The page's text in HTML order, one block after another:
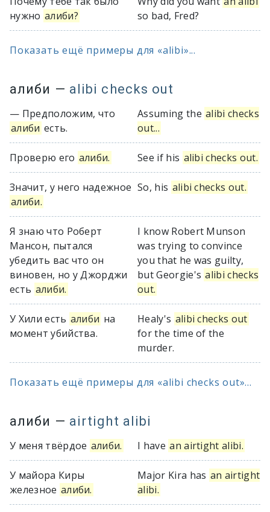
нужно алиби?
so bad, Fred?
Показать ещё примеры для «alibi»...
алиби — alibi checks out
— Предположим, что
алиби есть.
Assuming the alibi checks
out...
Проверю его алиби. See if his alibi checks out.
Значит, у него надежное
алиби.
So, his alibi checks out.
Я знаю что Роберт
Мансон, пытался
убедить вас что он
виновен, но у Джорджи
есть алиби.
I know Robert Munson
was trying to convince
you that he was guilty,
but Georgie's alibi checks
out.
У Хили есть алиби на
момент убийства.
Healy's alibi checks out
for the time of the
murder.
Показать ещё примеры для «alibi checks out»...
алиби — airtight alibi
У меня твёрдое алиби. I have an airtight alibi.
У майора Киры
железное алиби.
Major Kira has an airtight
alibi.